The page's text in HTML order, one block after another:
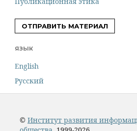
ОТПРАВИТЬ МАТЕРИАЛ
ЯЗЫК
English
Русский
© Институт развития